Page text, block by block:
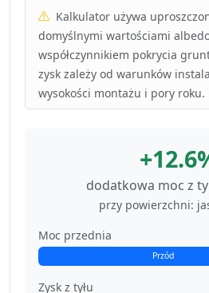
Kalkulator używa
domyślnymi wartościami
współczynnikiem pokrycia
zysk zależy od warunków
wysokości montażu i pory roku.
dodatkowa moc z
przy powierzchni:
Moc przednia
Przód
Zysk z tyłu